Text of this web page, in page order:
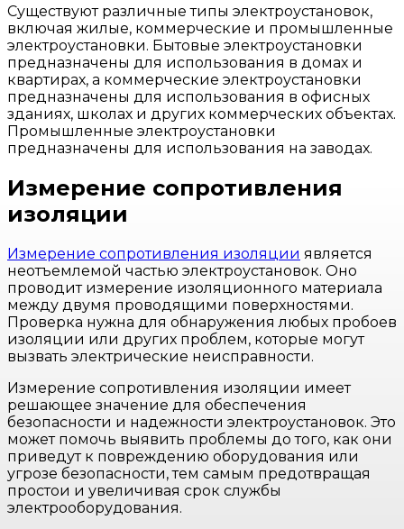
Существуют различные типы электроустановок,
включая жилые, коммерческие и промышленные
электроустановки. Бытовые электроустановки
предназначены для использования в домах и
квартирах, а коммерческие электроустановки
предназначены для использования в офисных
зданиях, школах и других коммерческих объектах.
Промышленные электроустановки
предназначены для использования на заводах.
Измерение сопротивления
изоляции
Измерение сопротивления изоляции является
неотъемлемой частью электроустановок. Оно
проводит измерение изоляционного материала
между двумя проводящими поверхностями.
Проверка нужна для обнаружения любых пробоев
изоляции или других проблем, которые могут
вызвать электрические неисправности.
Измерение сопротивления изоляции имеет
решающее значение для обеспечения
безопасности и надежности электроустановок. Это
может помочь выявить проблемы до того, как они
приведут к повреждению оборудования или
угрозе безопасности, тем самым предотвращая
простои и увеличивая срок службы
электрооборудования.